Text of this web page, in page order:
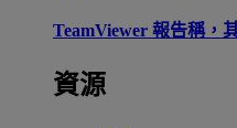
TeamViewer 報告稱，
資源